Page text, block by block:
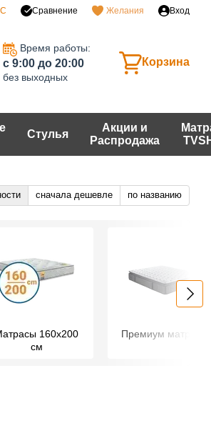
Сравнение Желания Вход
Время работы:
c 9:00 до 20:00
без выходных
Корзина
Стулья
Акции и
Распродажа
сначала дешевле по названию
160х200
см
Премиум матрасы